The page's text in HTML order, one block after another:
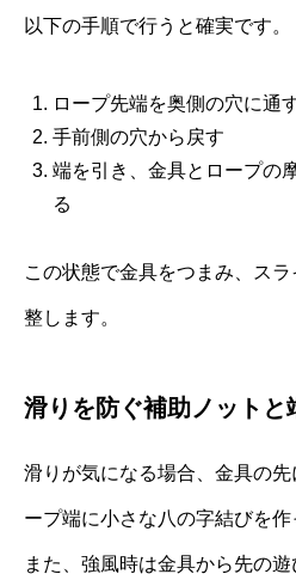
以下の手順で行うと確実です。
ロープ先端を奥側の穴に通
手前側の穴から戻す
端を引き、金具とロープの
る
この状態で金具をつまみ、ス
整します。
滑りを防ぐ補助ノットと
滑りが気になる場合、金具の
ープ端に小さな八の字結びを作
また、強風時は金具から先の